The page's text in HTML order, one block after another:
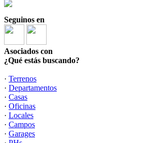
Seguinos en
Asociados con
¿Qué estás buscando?
· Terrenos
· Departamentos
· Casas
· Oficinas
· Locales
· Campos
· Garages